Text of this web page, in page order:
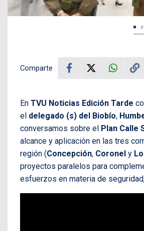
Comparte
En TVU Noticias Edición Tarde
el delegado (s) del Biobío,
conversamos sobre el Plan Calle
alcance y aplicación en las tres
región (Concepción, Coronel y
proyectos paralelos para
esfuerzos en materia de